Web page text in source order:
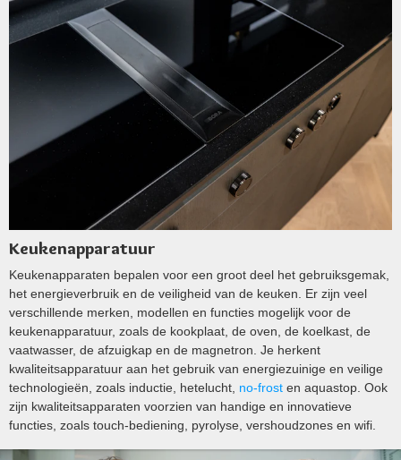
Keukenapparatuur
Keukenapparaten bepalen voor een groot deel het gebruiksgemak,
het energieverbruik en de veiligheid van de keuken. Er zijn veel
verschillende merken, modellen en functies mogelijk voor de
keukenapparatuur, zoals de kookplaat, de oven, de koelkast, de
vaatwasser, de afzuigkap en de magnetron. Je herkent
kwaliteitsapparatuur aan het gebruik van energiezuinige en veilige
technologieën, zoals inductie, hetelucht, no-frost en aquastop. Ook
zijn kwaliteitsapparaten voorzien van handige en innovatieve
functies, zoals touch-bediening, pyrolyse, vershoudzones en wifi.